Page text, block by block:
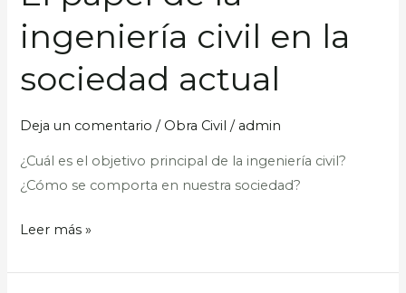
ingeniería civil en la
sociedad actual
Deja un comentario / Obra Civil / admin
¿Cuál es el objetivo principal de la ingeniería civil?
¿Cómo se comporta en nuestra sociedad?
papel
de
ingeniería
en
la
sociedad
Leer más »